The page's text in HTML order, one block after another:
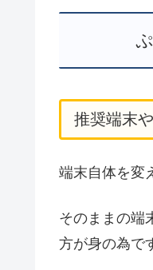
推奨端末
端末自体を変
そのままの端
方が身の為で